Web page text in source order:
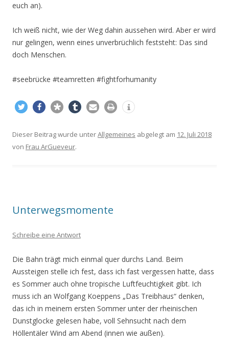
euch an).
Ich weiß nicht, wie der Weg dahin aussehen wird. Aber er wird
nur gelingen, wenn eines unverbrüchlich feststeht: Das sind
doch Menschen.
#seebrücke #teamretten #fightforhumanity
Dieser Beitrag wurde unterAllgemeines abgelegt am 12. Juli 2018
von Frau ArGueveur.
Unterwegsmomente
Schreibe eine Antwort
Die Bahn trägt mich einmal quer durchs Land. Beim
Aussteigen stelle ich fest, dass ich fast vergessen hatte, dass
es Sommer auch ohne tropische Luftfeuchtigkeit gibt. Ich
muss ich an Wolfgang Koeppens „Das Treibhaus“ denken,
das ich in meinem ersten Sommer unter der rheinischen
Dunstglocke gelesen habe, voll Sehnsucht nach dem
Höllentäler Wind am Abend (innen wie außen).